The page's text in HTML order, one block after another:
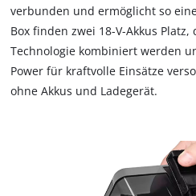
verbunden und ermöglicht so
Box finden zwei 18-V-Akkus Platz,
Technologie kombiniert werden
Power für kraftvolle Einsätze
ohne Akkus und Ladegerät.